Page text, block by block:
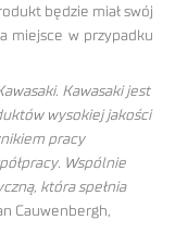
będzie miał swój
miejsce w przypadku
Kawasaki jest
wysokiej jakości
pracy
Wspólnie
która spełnia
Cauwenbergh,